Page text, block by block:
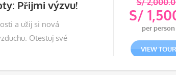
Přijmi výzvu!
a užij si nová
Otestuj své
S/
cena
byla:
S/
S/
cena
per person
VIEW TOUR